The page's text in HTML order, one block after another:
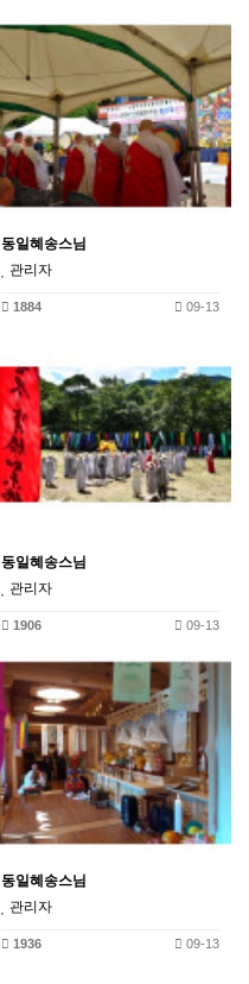
동일혜송스님
관리자
1884 09-13
동일혜송스님
관리자
1906 09-13
동일혜송스님
관리자
1936 09-13